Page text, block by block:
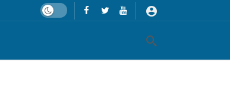
Dark mode